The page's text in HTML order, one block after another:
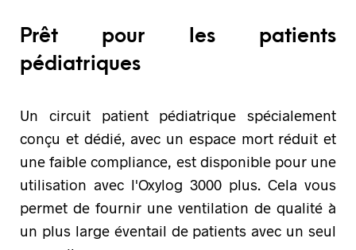
Prêt pour les patients
pédiatriques
Un circuit patient pédiatrique spécialement
conçu et dédié, avec un espace mort réduit et
une faible compliance, est disponible pour une
utilisation avec l'Oxylog 3000 plus. Cela vous
permet de fournir une ventilation de qualité à
un plus large éventail de patients avec un seul